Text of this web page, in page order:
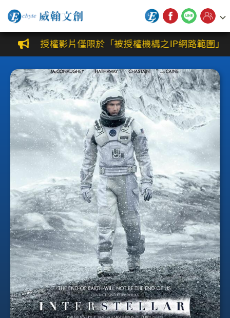
威翰文創公播平台
授權影片僅限於「被授權機構之IP網路範圍」觀